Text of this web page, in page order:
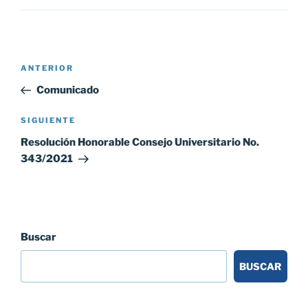
Navegación
entradas
Entrada
anterior:
ANTERIOR
Comunicado
Siguiente
entrada
SIGUIENTE
Resolución Honorable Consejo Universitario No.
343/2021
Buscar
BUSCAR